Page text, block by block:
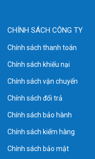
CHÍNH SÁCH CÔNG TY
Chính sách thanh toán
Chính sách khiếu nại
Chính sách vận chuyển
Chính sách đổi trả
Chính sách bảo hành
Chính sách kiểm hàng
Chính sách bảo mật